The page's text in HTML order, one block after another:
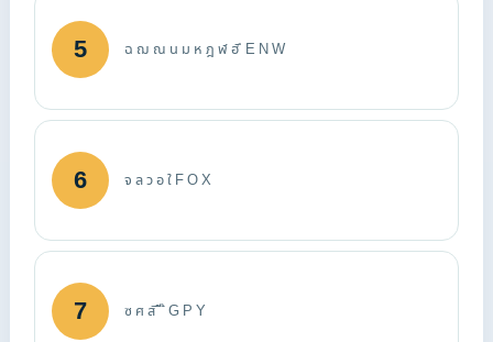
5 ฉ ฌ ณ น ม ห ฎ ฬ ฮ ึ E N W
6 จ ล ว อ ใ F O X
7 ซ ศ ส ี ื ๊ G P Y